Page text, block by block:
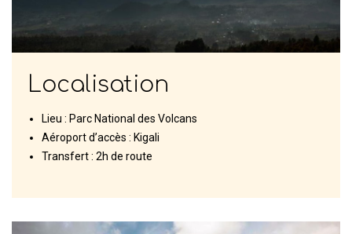
Localisation
Lieu : Parc National des Volcans
Aéroport d’accès : Kigali
Transfert : 2h de route